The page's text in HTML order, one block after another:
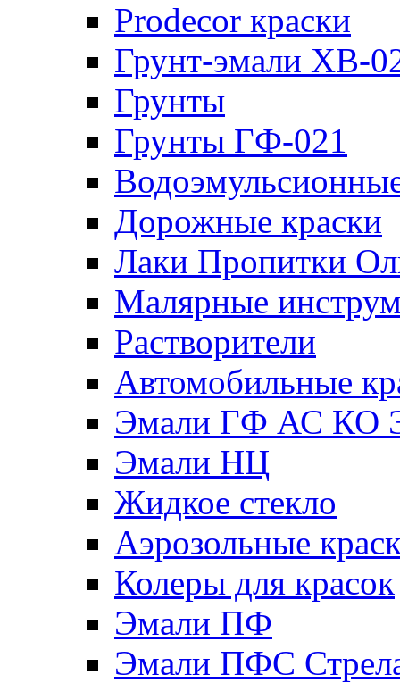
Prodecor краски
Грунт-эмали ХВ-
Грунты
Грунты ГФ-021
Дорожные краски
Лаки Пропитки
Малярные
Растворители
Автомобильные
Эмали ГФ АС КО
Эмали НЦ
Жидкое стекло
Аэрозольные
Колеры для красок
Эмали ПФ
Эмали ПФС